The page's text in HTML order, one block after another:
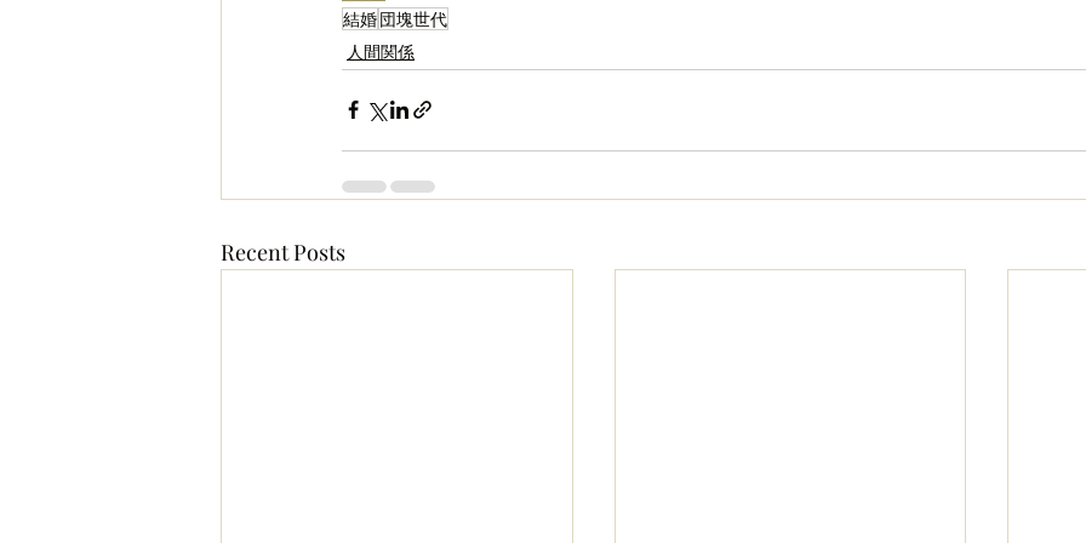
結婚団塊世代
人間関係
Recent Posts